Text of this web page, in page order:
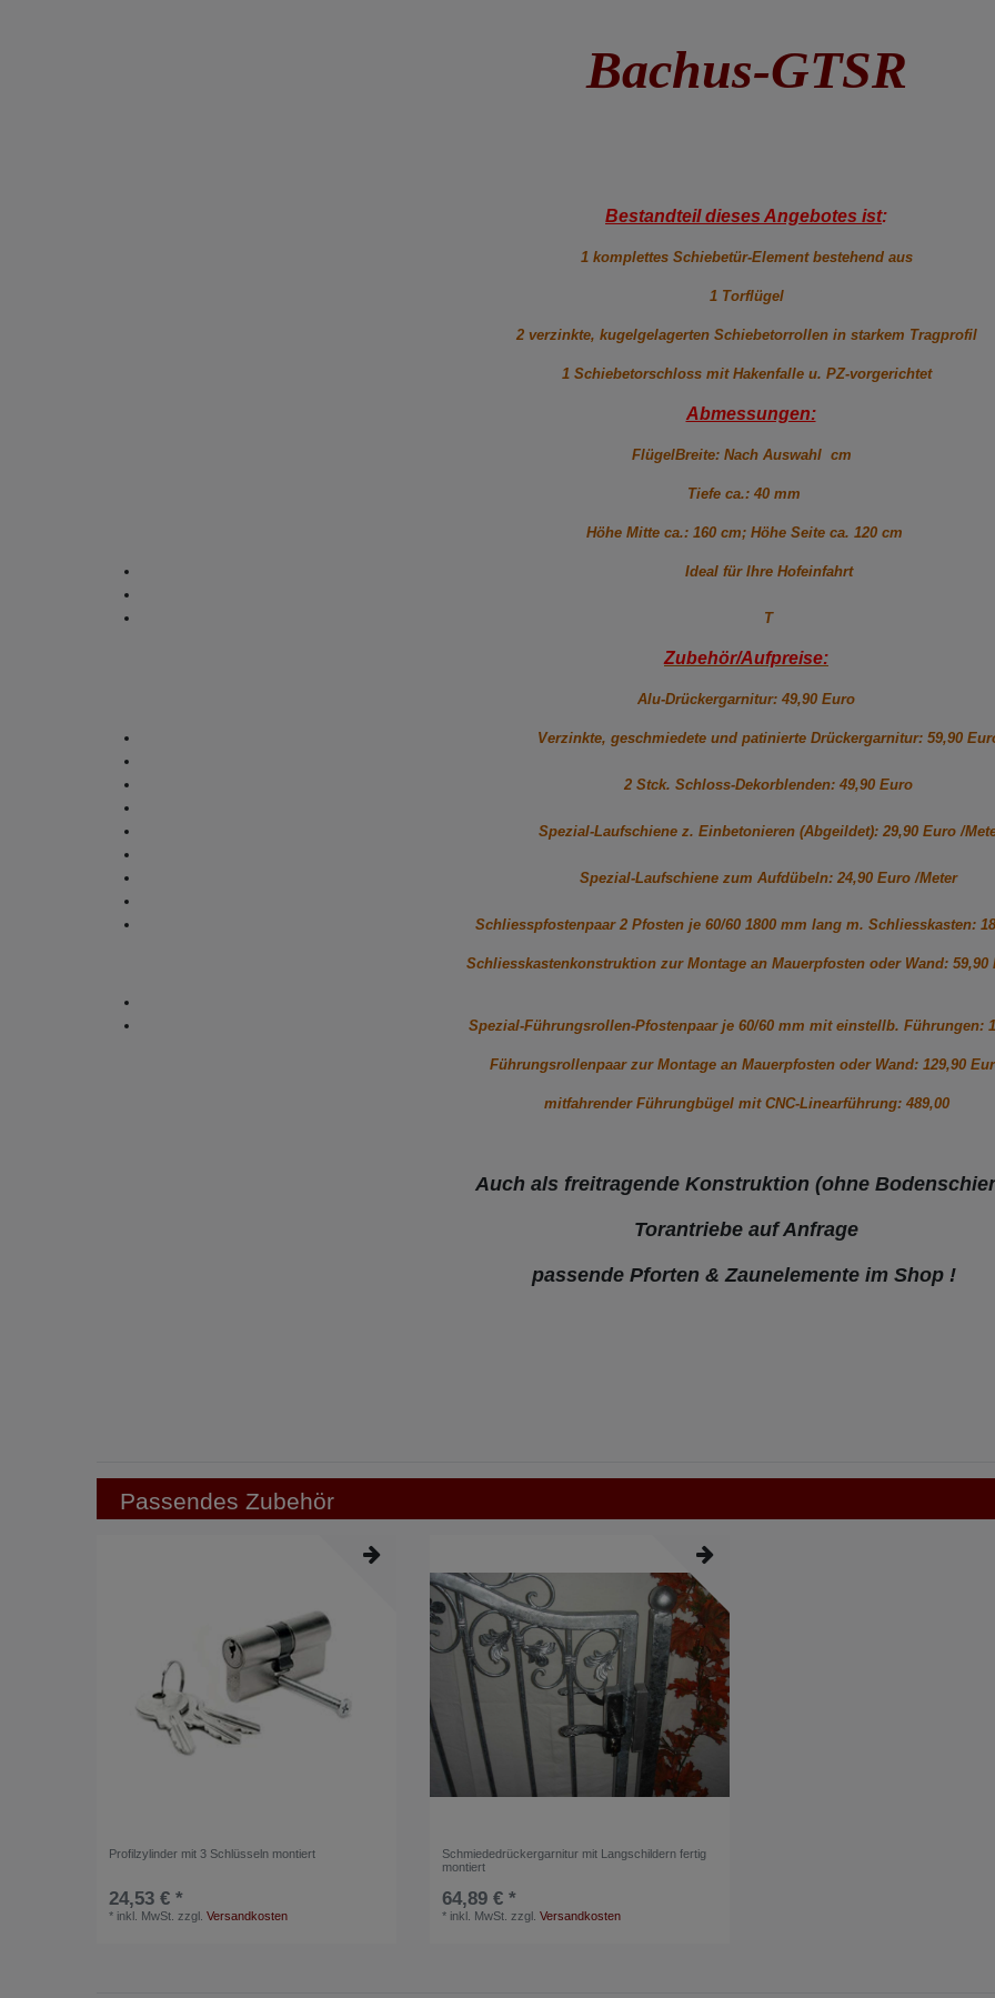
Bachus-GTSR
Bestandteil dieses Angebotes ist:
1 komplettes Schiebetür-Element bestehend aus
1 Torflügel
2 verzinkte, kugelgelagerten Schiebetorrollen in starkem Tragprofil
1 Schiebetorschloss mit Hakenfalle u. PZ-vorgerichtet
Abmessungen:
FlügelBreite: Nach Auswahl cm
Tiefe ca.: 40 mm
Höhe Mitte ca.: 160 cm; Höhe Seite ca. 120 cm
Ideal für Ihre Hofeinfahrt
T
Zubehör/Aufpreise:
Alu-Drückergarnitur: 49,90 Euro
Verzinkte, geschmiedete und patinierte Drückergarnitur: 59,90
2 Stck. Schloss-Dekorblenden: 49,90 Euro
Spezial-Laufschiene z. Einbetonieren (Abgeildet): 29,90 Euro /
Spezial-Laufschiene zum Aufdübeln: 24,90 Euro /Meter
Schliesspfostenpaar 2 Pfosten je 60/60 1800 mm lang m. Schliesskasten:
Schliesskastenkonstruktion zur Montage an Mauerpfosten oder Wand: 59,90
Spezial-Führungsrollen-Pfostenpaar je 60/60 mm mit einstellb. Führungen:
Führungsrollenpaar zur Montage an Mauerpfosten oder Wand: 129,90
mitfahrender Führungbügel mit CNC-Linearführung: 489,00
Auch als freitragende Konstruktion (ohne
Torantriebe auf Anfrage
passende Pforten & Zaunelemente im Shop !
Passendes Zubehör
Profilzylinder mit 3 Schlüsseln montiert
24,53 € *
* inkl. MwSt. zzgl.Versandkosten
Schmiededrückergarnitur mit Langschildern fertig
montiert
64,89 € *
* inkl. MwSt. zzgl.Versandkosten